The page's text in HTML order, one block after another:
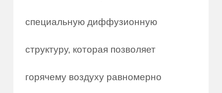
специальную диффузионную
структуру, которая позволяет
горячему воздуху равномерно